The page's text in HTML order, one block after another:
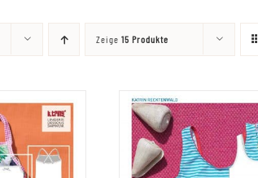
Zeige 15 Produkte